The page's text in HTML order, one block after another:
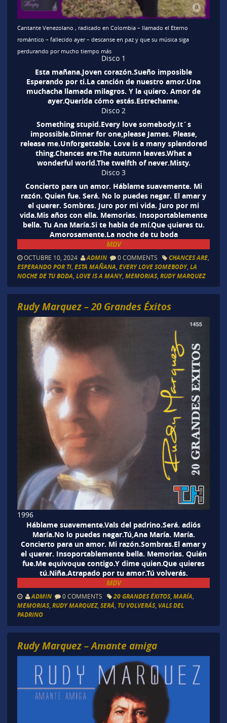
Cantante Venezolano , radicado en Colombia – llamado el Eterno
romántico – fallecido ayer – descanse en paz y que su música siga
perdurando por mucho tiempo más
Disco 1
Esta mañana.Joven corazón.Sueño imposible
Esperando por ti.La canción de nuestro amor.Una
muchacha llamada milagros. Y la quiero. Amor de
ayer.Querida cómo estás.Estrechame.
Disco 2
Something stupid.Every love somebody.It´s
impossible.Dinner for one,please James. Please,
release me.Unforgettable. Love is a many splendored
thing.Chances are.The autumn leaves.What a
wonderful world.The twelfth of never.Misty.
Disco 3
Concierto para un amor. Háblame suavemente. Mi
razón. Quien fue. Será. No lo puedes negar. El amar y
el querer. Sombras. Juro por mi vida. Juro por mi
vida.Mis años con ella. Memorias. Insoportablemente
bella. Tu Ana María.Si te habla de mí.Que quieres tu.
Amorosamente.La noche de tu boda
MDV
OCTUBRE 10, 2024 ADMIN 0 COMMENTS CHANCES ARE,
ESPERANDO POR TI, ESTA MAÑANA EVERY LOVE SOMEBODY, LA
NOCHE DE TU BODA LOVE IS A MANY, MEMORIAS, RUDY MARQUEZ
Rudy Marquez – 20 Grandes Éxitos
1996
Háblame suavemente.Vals del padrino.Será. adiós
María.No lo puedes negar.Tú,Ana María. María.
Concierto para un amor. Mi razón.Sombras.El amar y
el querer. Insoportablemente bella. Memorias. Quién
fue.Me equivoque contigo.Y dime quien.Que quieres
tú.Niña.Atrapado por tu amor.Tú volverás.
MDV
ADMIN 0 COMMENTS 20 GRANDES ÉXITOS, MARÍA
MEMORIAS, RUDY MARQUEZ, SERÁ TU VOLVERÁS, VALS DEL
PADRINO
Rudy Marquez – Amante amiga